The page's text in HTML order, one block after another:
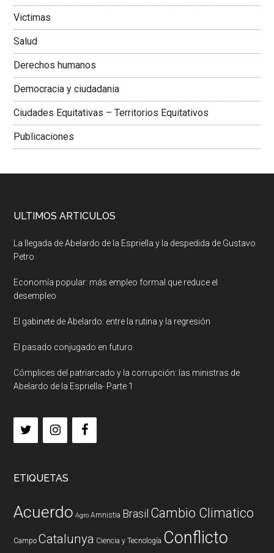
Victimas
Salud
Derechos humanos
Democracia y ciudadania
Ciudades Equitativas – Territorios Equitativos
Publicaciones
ULTIMOS ARTICULOS
La llegada de Abelardo de la Espriella y la despedida de Gustavo
Petro
Economía popular: más empleo formal que reduce el
desempleo
El gabinete de Abelardo: entre la rutina y la regresión
El pasado conjugado en futuro
Cómplices del patriarcado y la corrupción: las ministras de
Abelardo de la Espriella- Parte 1
ETIQUETAS
Acuerdo Agro Amnistia Brasil Cambio Climatico
Campo Catalunya Ciencia y Tecnología Conflicto